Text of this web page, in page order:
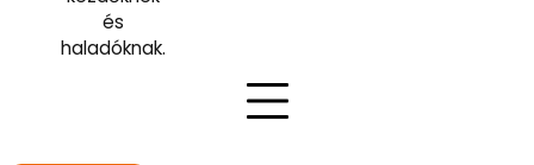
és
haladóknak.